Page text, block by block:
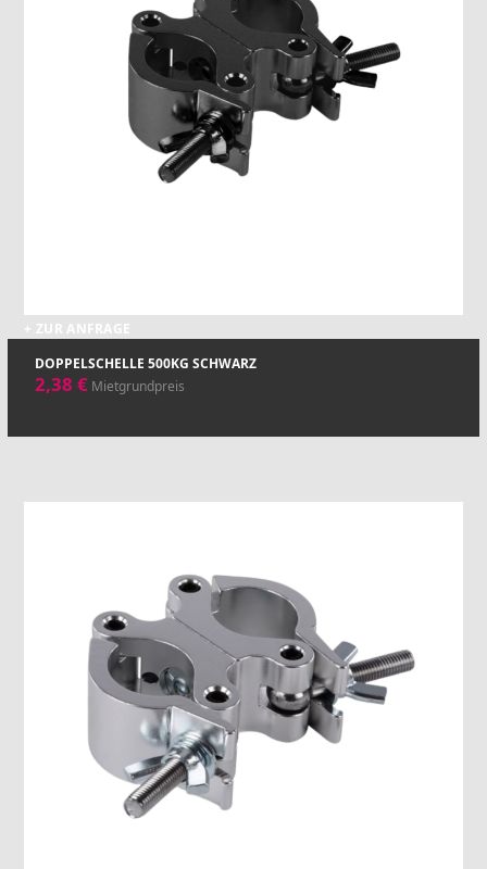
+ ZUR ANFRAGE
DOPPELSCHELLE 500KG SCHWARZ
2,38€ Mietgrundpreis